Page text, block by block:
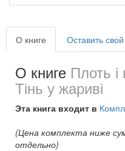
О книге Оставить
О книге Плоть і
Тінь у жариві
Эта книга входит в
(Цена комплекта ниже
отдельно)